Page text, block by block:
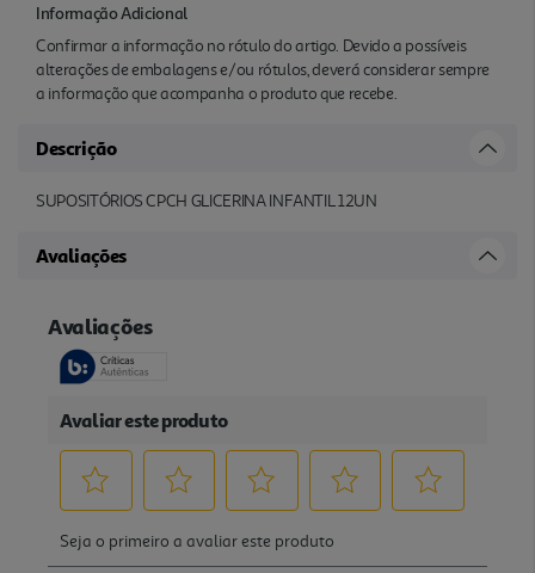
Informação Adicional
Confirmar a informação no rótulo do artigo. Devido a possíveis
alterações de embalagens e/ou rótulos, deverá considerar sempre
a informação que acompanha o produto que recebe.
Descrição
SUPOSITÓRIOS CPCH GLICERINA INFANTIL 12UN
Avaliações